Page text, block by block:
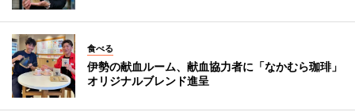
食べる
伊勢の献血ルーム、献血協力者に「なかむら珈琲」
オリジナルブレンド進呈